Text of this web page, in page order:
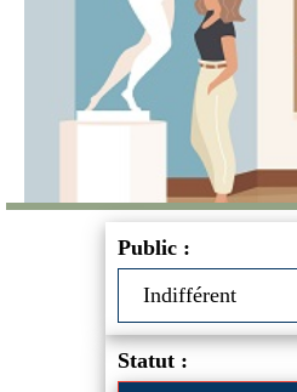
Public :
Statut :